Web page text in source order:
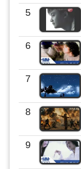
5
6
7
8
9